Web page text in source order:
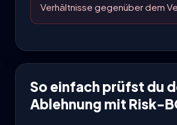
Verhältnisse gegenüber dem
So einfach prüfst du
Ablehnung mit Risk-